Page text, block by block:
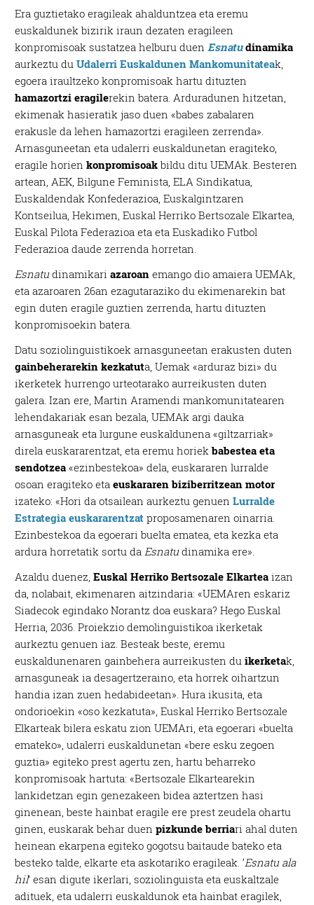
Era guztietako eragileak ahalduntzea eta eremu
euskaldunek bizirik iraun dezaten eragileen
konpromisoak sustatzea helburu duen Esnatudinamika
aurkeztu duUdalerri Euskaldunen Mankomunitateak,
egoera iraultzeko konpromisoak hartu dituzten
hamazortzi eragilerekin batera. Arduradunen hitzetan,
ekimenak hasieratik jaso duen «babes zabalaren
erakusle da lehen hamazortzi eragileen zerrenda».
Arnasguneetan eta udalerri euskaldunetan eragiteko,
eragile horienkonpromisoak bildu ditu UEMAk. Besteren
artean, AEK, Bilgune Feminista, ELA Sindikatua,
Euskaldendak Konfederazioa, Euskalgintzaren
Kontseilua, Hekimen, Euskal Herriko Bertsozale Elkartea,
Euskal Pilota Federazioa eta eta Euskadiko Futbol
Federazioa daude zerrenda horretan.
Esnatudinamikariazaroan emango dio amaiera UEMAk,
eta azaroaren 26an ezagutaraziko du ekimenarekin bat
egin duten eragile guztien zerrenda, hartu dituzten
konpromisoekin batera.
Datu soziolinguistikoek arnasguneetan erakusten duten
gainbeherarekin kezkatuta, Uemak «arduraz bizi» du
ikerketek hurrengo urteotarako aurreikusten duten
galera. Izan ere, Martin Aramendi mankomunitatearen
lehendakariak esan bezala, UEMAk argi dauka
arnasguneak eta lurgune euskaldunena «giltzarriak»
direla euskararentzat, eta eremu horiekbabestea eta
sendotzea «ezinbestekoa» dela, euskararen lurralde
osoan eragiteko etaeuskararen biziberritzean motor
izateko: «Hori da otsailean aurkeztu genuenLurralde
Estrategia euskararentzat proposamenaren oinarria.
Ezinbestekoa da egoerari buelta ematea, eta kezka eta
ardura horretatik sortu daEsnatudinamika ere».
Azaldu duenez,Euskal Herriko Bertsozale Elkartea izan
da, nolabait, ekimenaren aitzindaria: «UEMAren eskariz
Siadecok egindako Norantz doa euskara? Hego Euskal
Herria, 2036. Proiekzio demolinguistikoa ikerketak
aurkeztu genuen iaz. Besteak beste, eremu
euskaldunenaren gainbehera aurreikusten duikerketak,
arnasguneak ia desagertzeraino, eta horrek oihartzun
handia izan zuen hedabideetan». Hura ikusita, eta
ondorioekin «oso kezkatuta», Euskal Herriko Bertsozale
Elkarteak bilera eskatu zion UEMAri, eta egoerari «buelta
emateko», udalerri euskaldunetan «bere esku zegoen
guztia» egiteko prest agertu zen, hartu beharreko
konpromisoak hartuta: «Bertsozale Elkartearekin
lankidetzan egin genezakeen bidea aztertzen hasi
ginenean, beste hainbat eragile ere prest zeudela ohartu
ginen, euskarak behar duen pizkunde berriari ahal duten
heinean ekarpena egiteko gogotsu baitaude bateko eta
besteko talde, elkarte eta askotariko eragileak. ‘Esnatu ala
hil’ esan digute ikerlari, soziolinguista eta euskaltzale
adituek, eta udalerri euskaldunok eta hainbat eragilek,